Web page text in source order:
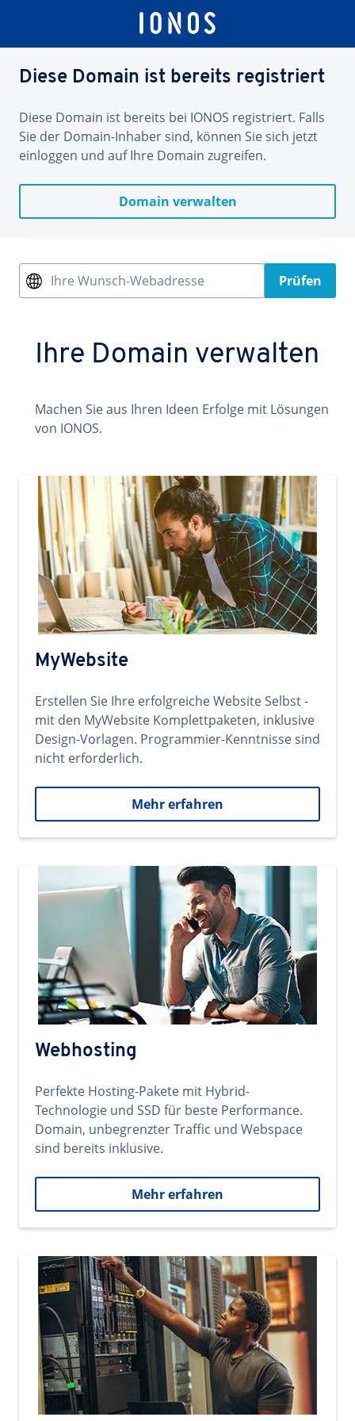
Diese Domain ist bereits registriert
Diese Domain ist bereits bei IONOS registriert. Falls
Sie der Domain-Inhaber sind, können Sie sich jetzt
einloggen und auf Ihre Domain zugreifen.
Domain verwalten
Ihre Wunsch-Webadresse Prüfen
Ihre Domain verwalten
Machen Sie aus Ihren Ideen Erfolge mit Lösungen
von IONOS.
MyWebsite
Erstellen Sie Ihre erfolgreiche Website Selbst -
mit den MyWebsite Komplettpaketen, inklusive
Design-Vorlagen. Programmier-Kenntnisse sind
nicht erforderlich.
Mehr erfahren
Webhosting
Perfekte Hosting-Pakete mit Hybrid-
Technologie und SSD für beste Performance.
Domain, unbegrenzter Traffic und Webspace
sind bereits inklusive.
Mehr erfahren